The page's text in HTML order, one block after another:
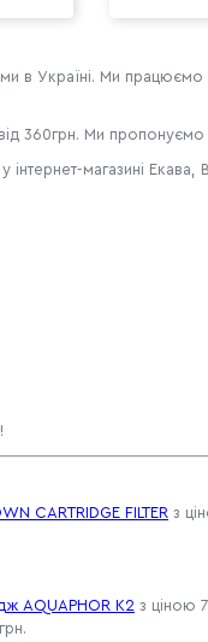
в Україні. Ми
360грн. Ми пропонуємо
магазині
CARTRIDGE FILTER з
AQUAPHOR К2 з ціною